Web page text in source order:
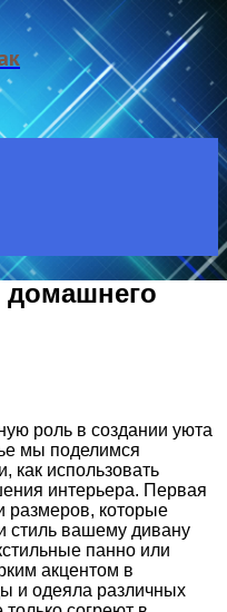
роль в создании уюта
мы поделимся
как использовать
интерьера. Первая
которые
стиль вашему дивану
панно или
акцентом в
и одеяла различных